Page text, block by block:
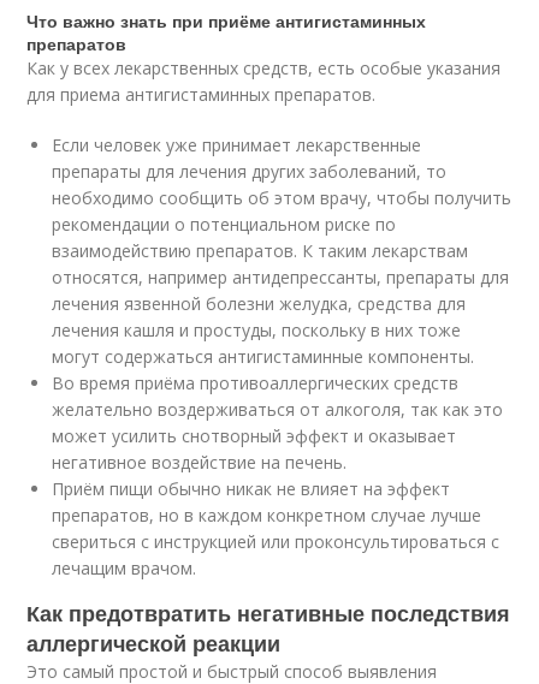
Что важно знать при приёме антигистаминных
препаратов
Как у всех лекарственных средств, есть особые указания
для приема антигистаминных препаратов.
Если человек уже принимает лекарственные
препараты для лечения других заболеваний, то
необходимо сообщить об этом врачу, чтобы получить
рекомендации о потенциальном риске по
взаимодействию препаратов. К таким лекарствам
относятся, например антидепрессанты, препараты для
лечения язвенной болезни желудка, средства для
лечения кашля и простуды, поскольку в них тоже
могут содержаться антигистаминные компоненты.
Во время приёма противоаллергических средств
желательно воздерживаться от алкоголя, так как это
может усилить снотворный эффект и оказывает
негативное воздействие на печень.
Приём пищи обычно никак не влияет на эффект
препаратов, но в каждом конкретном случае лучше
свериться с инструкцией или проконсультироваться с
лечащим врачом.
Как предотвратить негативные последствия
аллергической реакции
Это самый простой и быстрый способ выявления